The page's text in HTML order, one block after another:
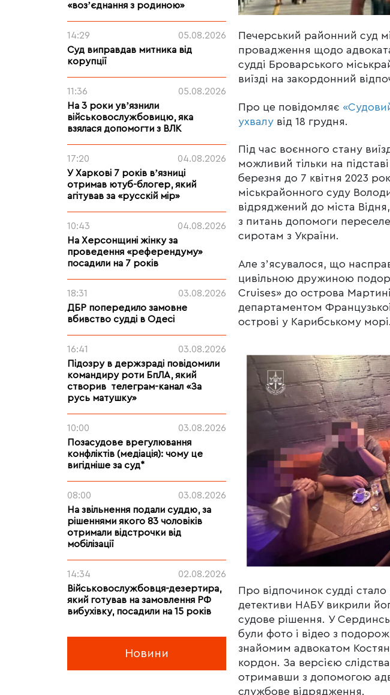
«возʼєднання з родиною»
14:29
05.08.2026
Суд виправдав митника від
корупції
11:36
05.08.2026
На 3 роки увʼязнили
військовослужбовицю, яка
взялася допомогти з ВЛК
17:20
04.08.2026
У Харкові 7 років вʼязниці
отримав ютуб-блогер, який
агітував за «русскій мір»
10:43
04.08.2026
На Херсонщині жінку за
проведення «референдуму»
посадили на 7 років
18:31
03.08.2026
ДБР попередило замовне
вбивство судді в Одесі
16:41
03.08.2026
Підозру в держзраді повідомили
командиру роти БпЛА, який
створив телеграм-канал «За
русь матушку»
10:00
03.08.2026
Позасудове врегулювання
конфліктів (медіація): чому це
вигідніше за суд*
08:00
03.08.2026
На звільнення подали суддю, за
рішеннями якого 83 чоловіків
отримали відстрочки від
мобілізації
14:34
02.08.2026
Військовослужбовця-дезертира,
який готував на замовлення РФ
вибухівку, посадили на 15 років
Новини
Печерський районний суд
провадження щодо
судді Броварського
виїзді на закордонний
Про це повідомляє
ухвалу від 18 грудня.
Під час воєнного стану
можливий тільки на
березня до 7 квітня 2023
міськрайонного суду
відряджений до міста
з питань допомоги
сиротам з України.
Але зʼясувалося, що
цивільною дружиною
Cruises» до острова
департаментом
острові у Карибському морі.
Про відпочинок судді
детективи НАБУ викрили
судове рішення. У
були фото і відео з
знайомим адвокатом
кордон. За версією
отримавши з допомогою
службове відрядження.